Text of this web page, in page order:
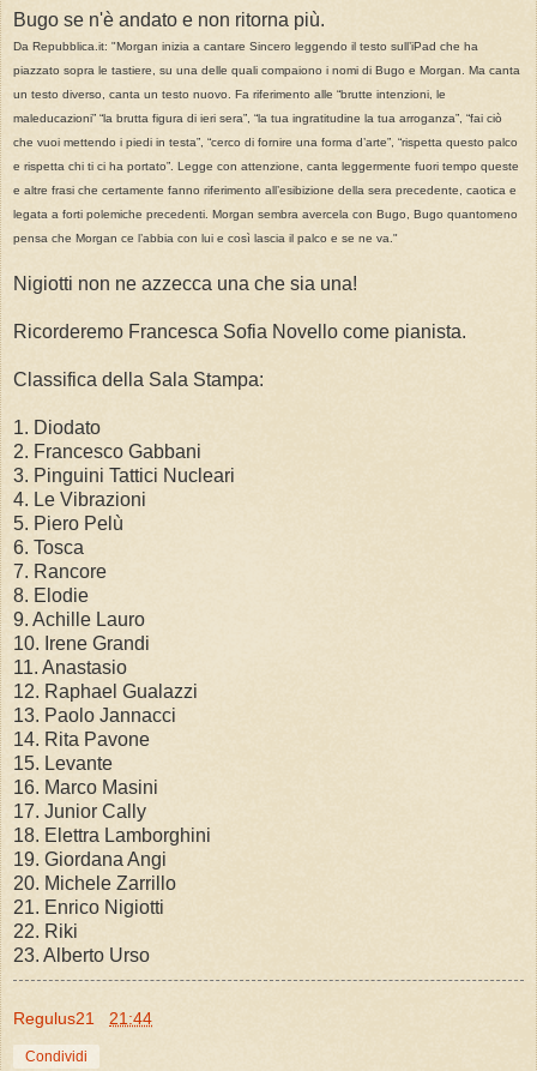
Bugo se n'è andato e non ritorna più.
Da Repubblica.it: "Morgan inizia a cantare Sincero leggendo il testo sull’iPad che ha
piazzato sopra le tastiere, su una delle quali compaiono i nomi di Bugo e Morgan. Ma canta
un testo diverso, canta un testo nuovo. Fa riferimento alle “brutte intenzioni, le
maleducazioni” “la brutta figura di ieri sera”, “la tua ingratitudine la tua arroganza”, “fai ciò
che vuoi mettendo i piedi in testa”, “cerco di fornire una forma d’arte”, “rispetta questo palco
e rispetta chi ti ci ha portato”. Legge con attenzione, canta leggermente fuori tempo queste
e altre frasi che certamente fanno riferimento all’esibizione della sera precedente, caotica e
legata a forti polemiche precedenti. Morgan sembra avercela con Bugo, Bugo quantomeno
pensa che Morgan ce l’abbia con lui e così lascia il palco e se ne va."
Nigiotti non ne azzecca una che sia una!
Ricorderemo Francesca Sofia Novello come pianista.
Classifica della Sala Stampa:
1. Diodato
2. Francesco Gabbani
3. Pinguini Tattici Nucleari
4. Le Vibrazioni
5. Piero Pelù
6. Tosca
7. Rancore
8. Elodie
9. Achille Lauro
10. Irene Grandi
11. Anastasio
12. Raphael Gualazzi
13. Paolo Jannacci
14. Rita Pavone
15. Levante
16. Marco Masini
17. Junior Cally
18. Elettra Lamborghini
19. Giordana Angi
20. Michele Zarrillo
21. Enrico Nigiotti
22. Riki
23. Alberto Urso
Regulus21 21:44
Condividi